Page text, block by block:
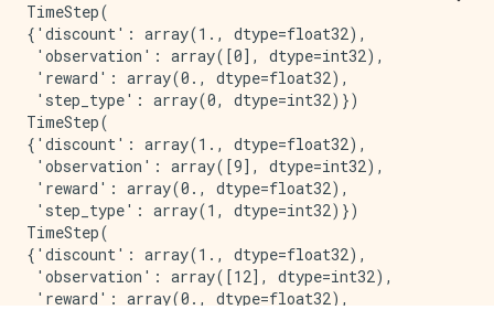
TimeStep(
{'discount': array(1., dtype=float32),
'observation': array([0], dtype=int32),
'reward': array(0., dtype=float32),
'step_type': array(0, dtype=int32)})
TimeStep(
{'discount': array(1., dtype=float32),
'observation': array([9], dtype=int32),
'reward': array(0., dtype=float32),
'step_type': array(1, dtype=int32)})
TimeStep(
{'discount': array(1., dtype=float32),
'observation': array([12], dtype=int32),
'reward': array(0., dtype=float32),